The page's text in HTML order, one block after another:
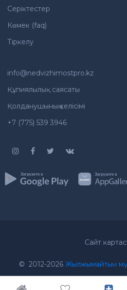
Серіктестер
Көмек (faq)
Тіркелу
info@nedvizhimostpro.kz
Құпиялылық саясаты
Қолданушының келісімі
+7 (775) 539 3946
Сайт
© 2012-2026 Жылжымайтын
қорғалған